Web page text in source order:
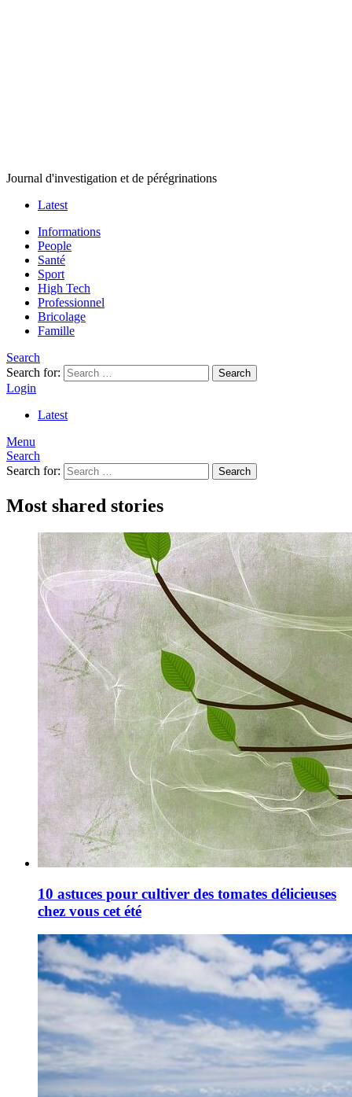
Journal d'investigation et de pérégrinations
Latest
Informations
People
Santé
Sport
High Tech
Professionnel
Bricolage
Famille
Search
Search for:
Search
Login
Latest
Menu
Search
Search for:
Search
Most shared stories
10 astuces pour cultiver des tomates délicieuses
chez vous cet été